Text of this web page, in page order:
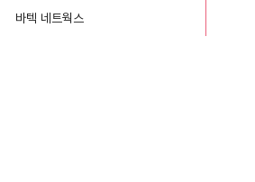
바텍 네트웍스